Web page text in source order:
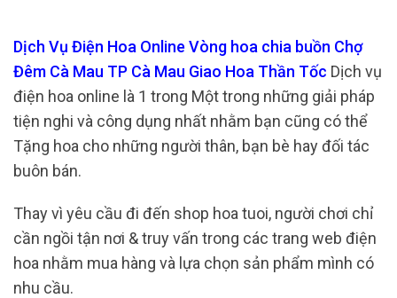
Dịch Vụ Điện Hoa Online Vòng hoa chia buồn Chợ
Đêm Cà Mau TP Cà Mau Giao Hoa Thần Tốc Dịch vụ
điện hoa online là 1 trong Một trong những giải pháp
tiện nghi và công dụng nhất nhằm bạn cũng có thể
Tặng hoa cho những người thân, bạn bè hay đối tác
buôn bán.
Thay vì yêu cầu đi đến shop hoa tuoi, người chơi chỉ
cần ngồi tận nơi & truy vấn trong các trang web điện
hoa nhằm mua hàng và lựa chọn sản phẩm mình có
nhu cầu.